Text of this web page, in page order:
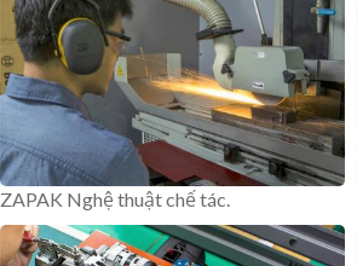
ZAPAK Nghệ thuật chế tác.